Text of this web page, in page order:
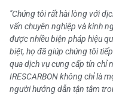
"Chúng tôi rất hài lòng với
vấn chuyên nghiệp và kinh
được nhiều biện pháp hiệu
biệt, họ đã giúp chúng tôi
qua dịch vụ cung cấp tín chỉ
IRESCARBON không chỉ là
người hướng dẫn tận tâm